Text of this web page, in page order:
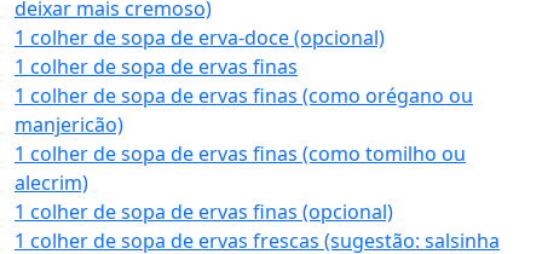
deixar mais cremoso)
1 colher de sopa de erva-doce (opcional)
1 colher de sopa de ervas finas
1 colher de sopa de ervas finas (como orégano ou
manjericão)
1 colher de sopa de ervas finas (como tomilho ou
alecrim)
1 colher de sopa de ervas finas (opcional)
1 colher de sopa de ervas frescas (sugestão: salsinha